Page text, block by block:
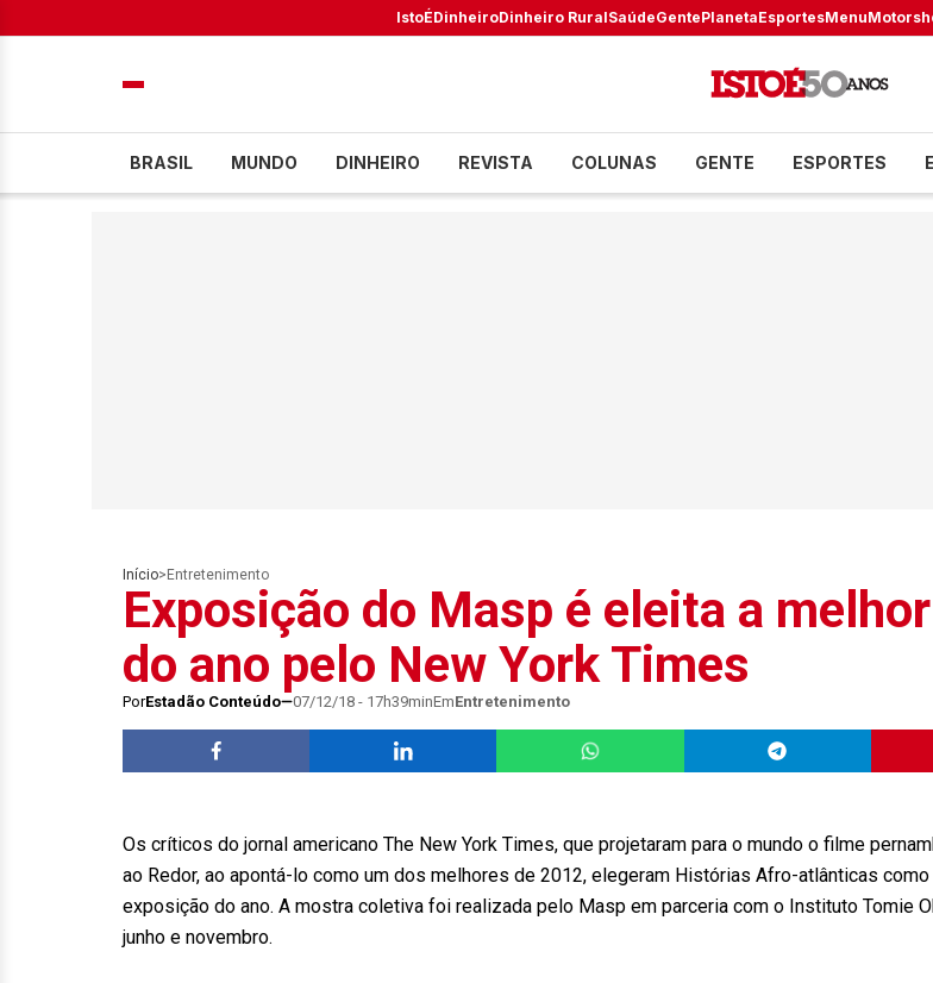
IstoÉDinheiroDinheiro RuralSaúdeGentePlanetaEsportesMenu
BRASIL MUNDO DINHEIRO REVISTA COLUNAS GENTE ESPORTES
Início> Entretenimento
Exposição do Masp é eleita a melhor
do ano pelo New York Times
PorEstadão Conteúdo 07/12/18 - 17h39minEmEntretenimento
Os críticos do jornal americano The New York Times, que projetaram para o mundo o filme
ao Redor, ao apontá-lo como um dos melhores de 2012, elegeram Histórias Afro-atlânticas como
exposição do ano. A mostra coletiva foi realizada pelo Masp em parceria com o Instituto Tomie
junho e novembro.